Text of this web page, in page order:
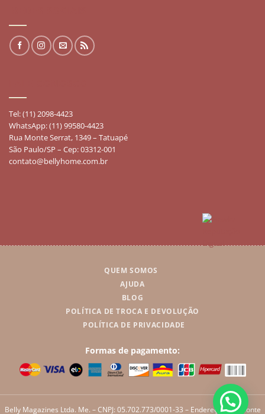
Tel: (11) 2098-4423
WhatsApp: (11) 99580-4423
Rua Monte Serrat, 1349 – Tatuapé
São Paulo/SP – Cep: 03312-001
contato@bellyhome.com.br
Formas de pagamento:
QUEM SOMOS
AJUDA
BLOG
POLÍTICA DE TROCA E DEVOLUÇÃO
POLÍTICA DE PRIVACIDADE
Belly Magazines Ltda. Me. – CNPJ: 05.702.773/0001-33 – Endereço: Rua Monte